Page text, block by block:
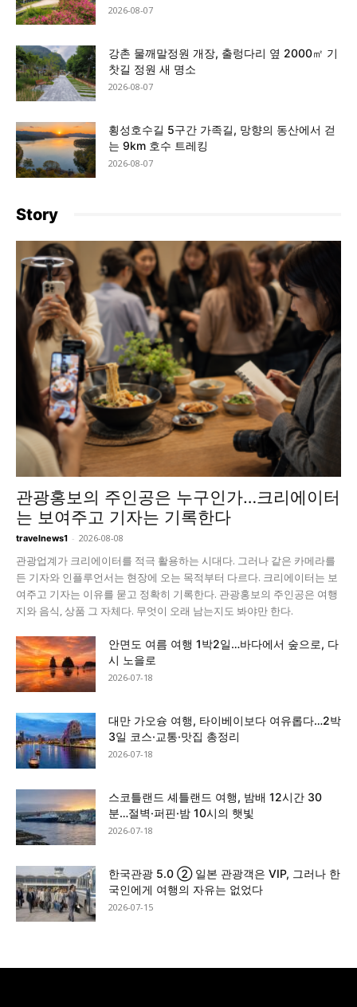
2026-08-07
강촌 물깨말정원 개장, 출렁다리 옆 2000㎡ 기
찻길 정원 새 명소
2026-08-07
횡성호수길 5구간 가족길, 망향의 동산에서 걷
는 9km 호수 트레킹
2026-08-07
Story
관광홍보의 주인공은 누구인가…크리에이터
는 보여주고 기자는 기록한다
travelnews1 - 2026-08-08
관광업계가 크리에이터를 적극 활용하는 시대다. 그러나 같은 카메라를
든 기자와 인플루언서는 현장에 오는 목적부터 다르다. 크리에이터는 보
여주고 기자는 이유를 묻고 정확히 기록한다. 관광홍보의 주인공은 여행
지와 음식, 상품 그 자체다. 무엇이 오래 남는지도 봐야만 한다.
안면도 여름 여행 1박2일…바다에서 숲으로, 다
시 노을로
2026-07-18
대만 가오슝 여행, 타이베이보다 여유롭다…2박
3일 코스·교통·맛집 총정리
2026-07-18
스코틀랜드 셰틀랜드 여행, 밤배 12시간 30
분…절벽·퍼핀·밤 10시의 햇빛
2026-07-18
한국관광 5.0 ② 일본 관광객은 VIP, 그러나 한
국인에게 여행의 자유는 없었다
2026-07-15